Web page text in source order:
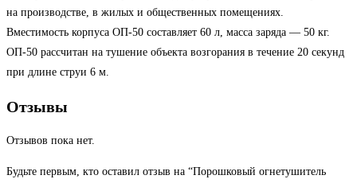
на производстве, в жилых и общественных помещениях.
Вместимость корпуса ОП-50 составляет 60 л, масса заряда — 50 кг.
ОП-50 рассчитан на тушение объекта возгорания в течение 20 секунд
при длине струи 6 м.
Отзывы
Отзывов пока нет.
Будьте первым, кто оставил отзыв на “Порошковый огнетушитель